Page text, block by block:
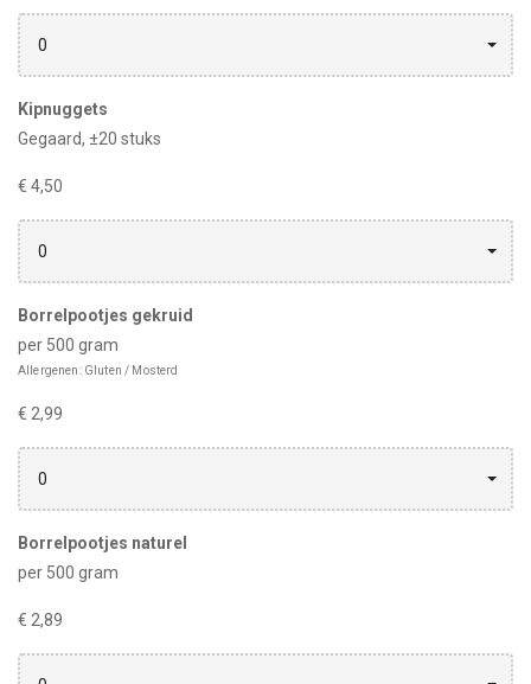
0
Kipnuggets
Gegaard, ±20 stuks
€ 4,50
0
Borrelpootjes gekruid
per 500 gram
Allergenen: Gluten / Mosterd
€ 2,99
0
Borrelpootjes naturel
per 500 gram
€ 2,89